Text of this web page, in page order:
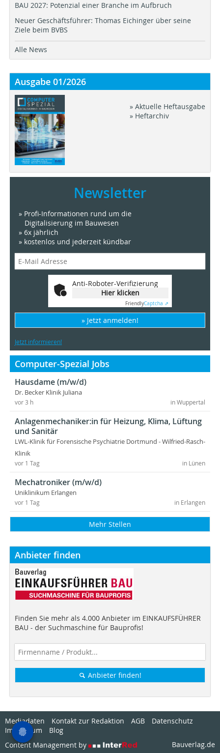
BAU 2027: Potenzial einer Branche im Aufbruch
Neuer Geschäftsführer: Thomas Eichinger über seine
Ziele beim BVBS
Alle News
Ausgabe 01/2026
» Aktuelle Heftausgabe
» Heftarchiv
Newsletter
» Profi-Informationen rund um die
Digitalisierung im Bauwesen
» 6x jährlich
» kostenlos und jederzeit kündbar
Anti-Roboter-Verifizierung
Hier klicken
FriendlyCaptcha ⇗
» Jetzt anmelden!
Jetzt informieren!
Computer-Spezial Jobs
Hausdame (m/w/d)
Dr. Becker Klinik Juliana
in Wuppertal
vor 3 h
Anlagenmechaniker:in für Heizung, Klima, Lüftung
und Sanitär
LWL-Klinik für Forensische Psychiatrie Dortmund - Wilfried-Rasch-
Klinik
in Lünen
vor 1 Tag
Mechatroniker (m/w/d)
Uniklinikum Erlangen
in Erlangen
vor 1 Tag
Mehr Stellen
Anbieter finden
Finden Sie mehr als 4.000 Anbieter im EINKAUFSFÜHRER
BAU - der Suchmaschine für Bauprofis!
Anbieter finden!
Mediadaten Kontakt zur Redaktion AGB
Datenschutz
Impressum
Blog
Content Management by
Bauverlag.de